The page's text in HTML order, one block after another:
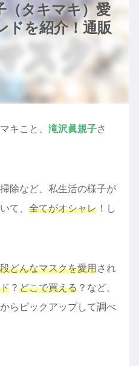
（タキマキ）愛
ドを紹介！通販
キこと、 滝沢眞規子さ
除など、私生活の様子が
て、 全てがオシャレ ！し
どんなマスクを愛用され
？ どこで買える ？など、
らピックアップして調べ